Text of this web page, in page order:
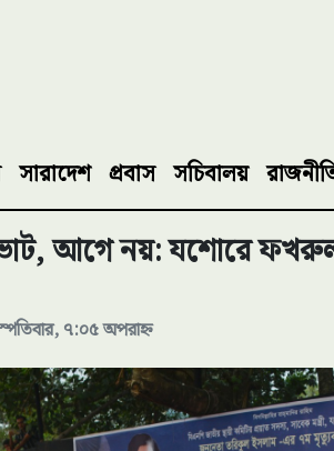
সারাদেশ প্রবাস সচিবালয়
আগে নয়: যশোরে
৭:০৫ অপরাহ্ন